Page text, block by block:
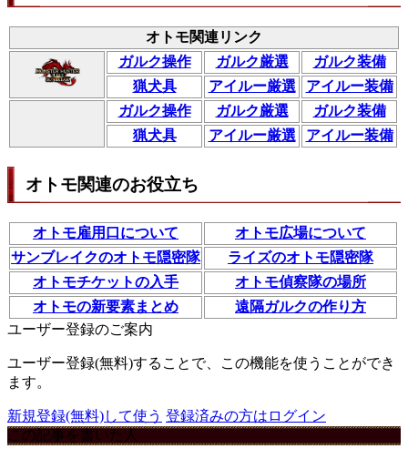
オトモ関連リンク
ガルク操作
ガルク厳選
ガルク装備
猟犬具
アイルー厳選
アイルー装備
ガルク操作
ガルク厳選
ガルク装備
猟犬具
アイルー厳選 アイルー装備
オトモ関連のお役立ち
オトモ雇用口について
オトモ広場について
サンブレイクのオトモ隠密隊
ライズのオトモ隠密隊
オトモチケットの入手
オトモ偵察隊の場所
オトモの新要素まとめ
遠隔ガルクの作り方
ユーザー登録のご案内
ユーザー登録(無料)することで、この機能を使うことができ
ます。
新規登録(無料)して使う 登録済みの方はログイン
この記事を書いた人